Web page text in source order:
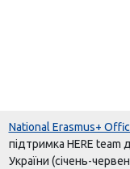
National Erasmus+
підтримка HERE team
України (cічень-